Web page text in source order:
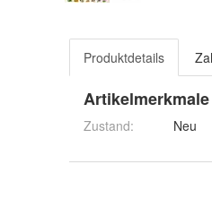
Produktdetails
Artikelmerkmale
Zustand: Neu